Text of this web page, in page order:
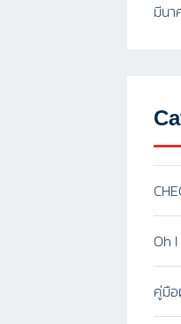
มีนา
Oh
คู่มือ